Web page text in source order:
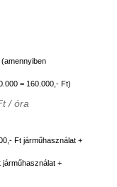
= 160.000,- Ft)
/ óra
Ft járműhasználat +
+